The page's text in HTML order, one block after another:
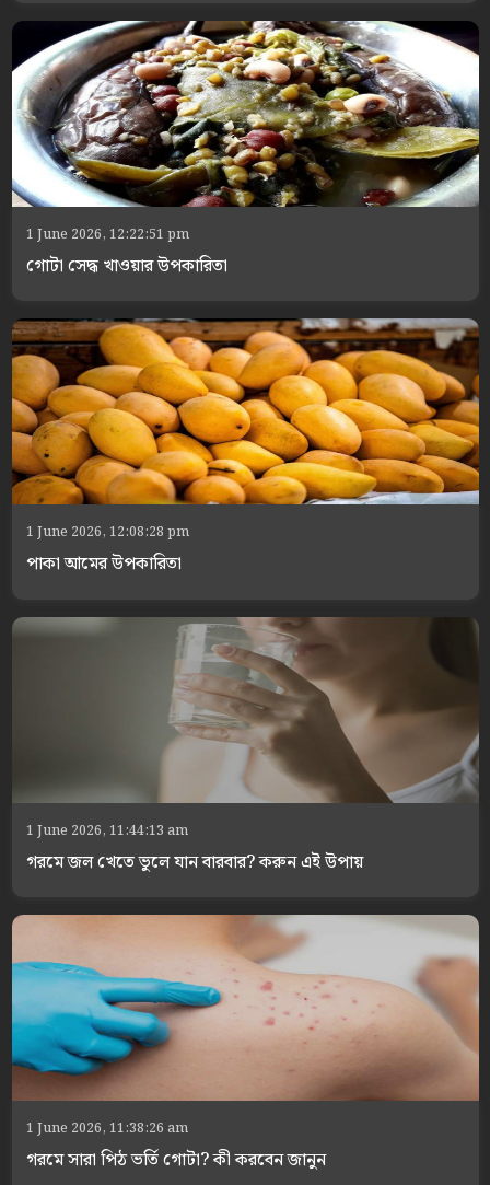
1 June 2026, 12:22:51 pm
গোটা সেদ্ধ খাওয়ার উপকারিতা
1 June 2026, 12:08:28 pm
পাকা আমের উপকারিতা
1 June 2026, 11:44:13 am
গরমে জল খেতে ভুলে যান বারবার? করুন এই উপায়
1 June 2026, 11:38:26 am
গরমে সারা পিঠ ভর্তি গোটা? কী করবেন জানুন